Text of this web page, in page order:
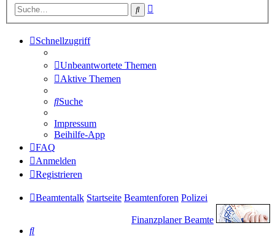
Suche
Schnellzugriff
Unbeantwortete Themen
Aktive Themen
Suche
Impressum
Beihilfe-App
FAQ
Anmelden
Registrieren
Beamtentalk Startseite Beamtenforen Polizei
Finanzplaner Beamte
Suche